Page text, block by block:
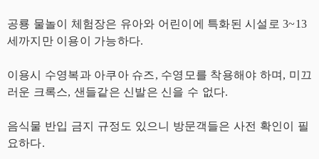
공룡 물놀이 체험장은 유아와 어린이에 특화된 시설로 3~13
세까지만 이용이 가능하다.
이용시 수영복과 아쿠아 슈즈, 수영모를 착용해야 하며, 미끄
러운 크록스, 샌들같은 신발은 신을 수 없다.
음식물 반입 금지 규정도 있으니 방문객들은 사전 확인이 필
요하다.